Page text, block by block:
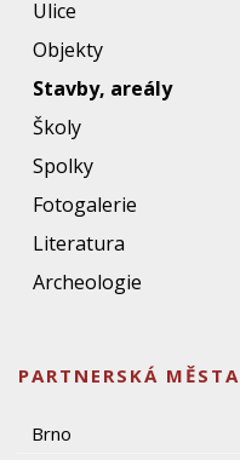
Ulice
Objekty
Stavby, areály
Školy
Spolky
Fotogalerie
Literatura
Archeologie
PARTNERSKÁ MĚSTA
Brno